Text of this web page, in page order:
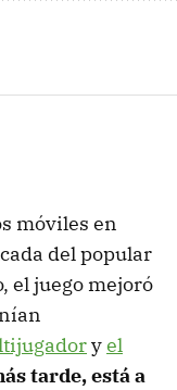
móviles en
del popular
el juego mejoró
yel
tarde, está a